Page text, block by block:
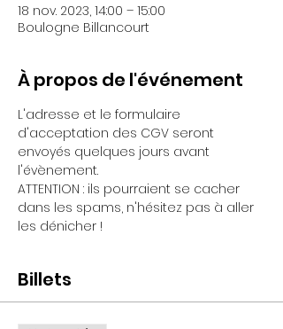
18 nov. 2023, 14:00 – 15:00
Boulogne Billancourt
À propos de l'événement
L'adresse et le formulaire
d'acceptation des CGV seront
envoyés quelques jours avant
l'évènement.
ATTENTION : ils pourraient se cacher
dans les spams, n'hésitez pas à aller
les dénicher !
Billets